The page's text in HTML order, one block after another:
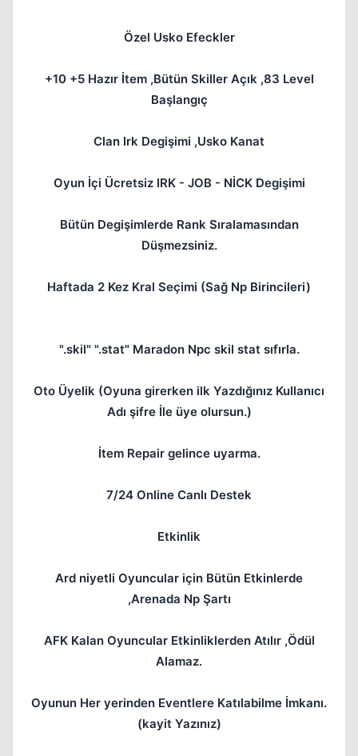
Özel Usko Efeckler
+10 +5 Hazır İtem ,Bütün Skiller Açık ,83 Level
Başlangıç
Clan Irk Degişimi ,Usko Kanat
Oyun İçi Ücretsiz IRK - JOB - NİCK Degişimi
Bütün Degişimlerde Rank Sıralamasından
Düşmezsiniz.
Haftada 2 Kez Kral Seçimi (Sağ Np Birincileri)
".skil" ".stat" Maradon Npc skil stat sıfırla.
Oto Üyelik (Oyuna girerken ilk Yazdığınız Kullanıcı
Adı şifre İle üye olursun.)
İtem Repair gelince uyarma.
7/24 Online Canlı Destek
Etkinlik
Ard niyetli Oyuncular için Bütün Etkinlerde
,Arenada Np Şartı
AFK Kalan Oyuncular Etkinliklerden Atılır ,Ödül
Alamaz.
Oyunun Her yerinden Eventlere Katılabilme İmkanı.
(kayit Yazınız)